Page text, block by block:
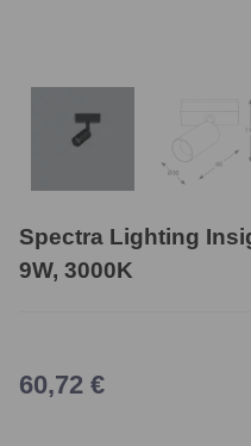
Spectra Lighting
9W, 3000K
60,72 €